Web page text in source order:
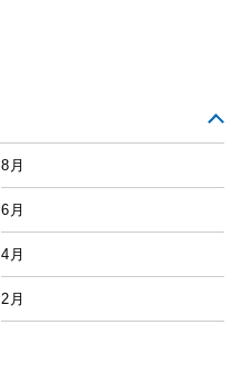
8月
6月
4月
2月